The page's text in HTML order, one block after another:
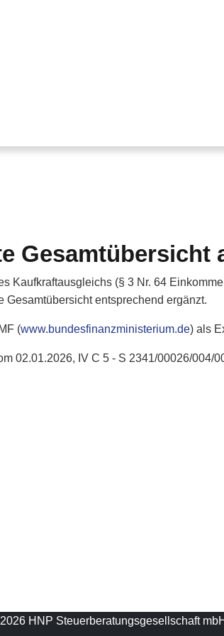
Gesamtübersicht
Kaufkraftausgleichs (§ 3 Nr. 64
entsprechend ergänzt.
(www.bundesfinanzministerium.de) als
02.01.2026, IV C 5 - S 2341/00026/004/
HNP Steuerberatungsgesellschaft mbH